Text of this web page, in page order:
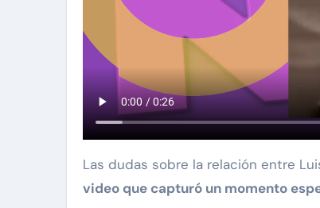
Las dudas sobre la relación entre
video que capturó un momento
Nov 27, 2024